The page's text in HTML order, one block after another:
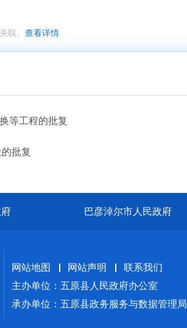
联。 查看详情
等工程的批复
批复
巴彦淖尔市人民政府
网站地图 网站声明
联系我们
主办单位：五原县人民政府办公室
承办单位：五原县政务服务与数据管理局